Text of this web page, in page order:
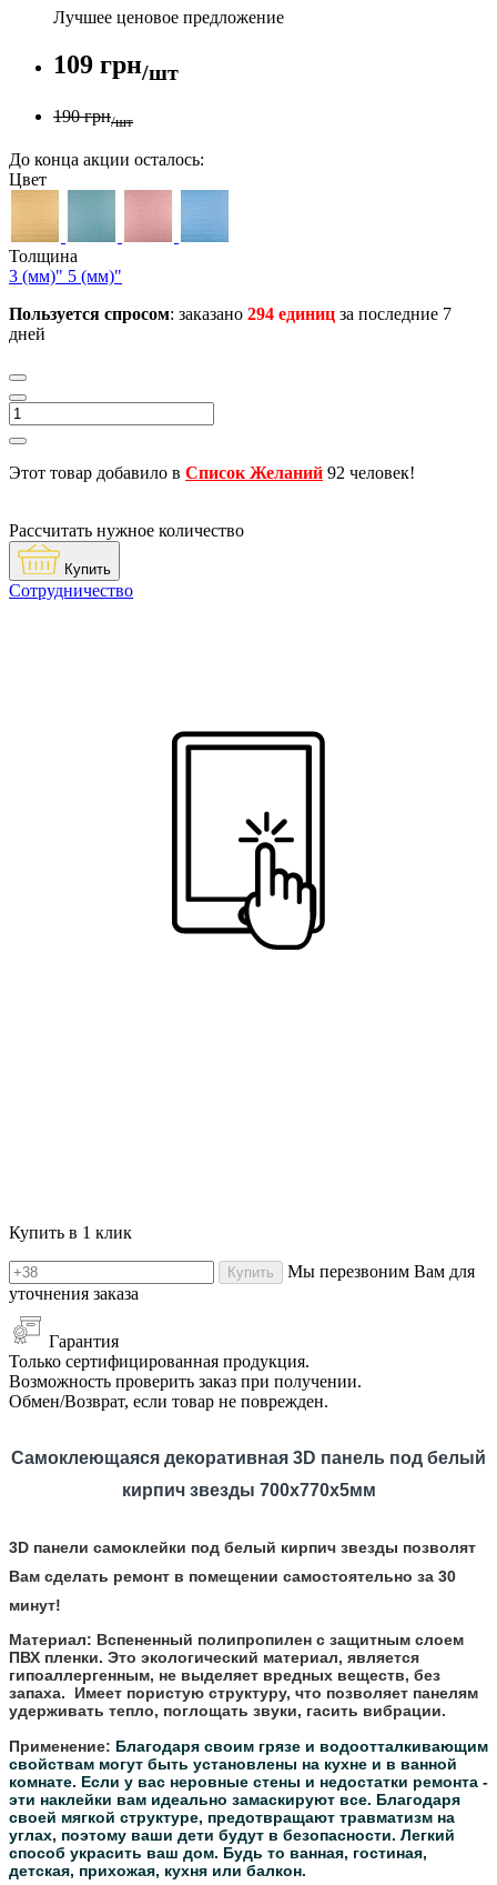
Лучшее ценовое предложение
109 грн/шт
190 грн/шт
До конца акции осталось:
Цвет
Толщина
3 (мм)" 5 (мм)"
Пользуется спросом: заказано 294 единиц за последние 7
дней
Этот товар добавило в Список Желаний 92 человек!
Рассчитать нужное количество
Купить
Сотрудничество
Купить в 1 клик
Купить
Мы перезвоним Вам для
уточнения заказа
Гарантия
Только сертифицированная продукция.
Возможность проверить заказ при получении.
Обмен/Возврат, если товар не поврежден.
Самоклеющаяся декоративная 3D панель под белый
кирпич звезды 700x770x5мм
3D панели самоклейки под белый кирпич звезды позволят
Вам сделать ремонт в помещении самостоятельно за 30
минут!
Материал: Вспененный полипропилен с защитным слоем
ПВХ пленки. Это экологический материал, является
гипоаллергенным, не выделяет вредных веществ, без
запаха. Имеет пористую структуру, что позволяет панелям
удерживать тепло, поглощать звуки, гасить вибрации.
Применение: Благодаря своим грязе и водоотталкивающим
свойствам могут быть установлены на кухне и в ванной
комнате. Если у вас неровные стены и недостатки ремонта -
эти наклейки вам идеально замаскируют все. Благодаря
своей мягкой структуре, предотвращают травматизм на
углах, поэтому ваши дети будут в безопасности. Легкий
способ украсить ваш дом. Будь то ванная, гостиная,
детская, прихожая, кухня или балкон.